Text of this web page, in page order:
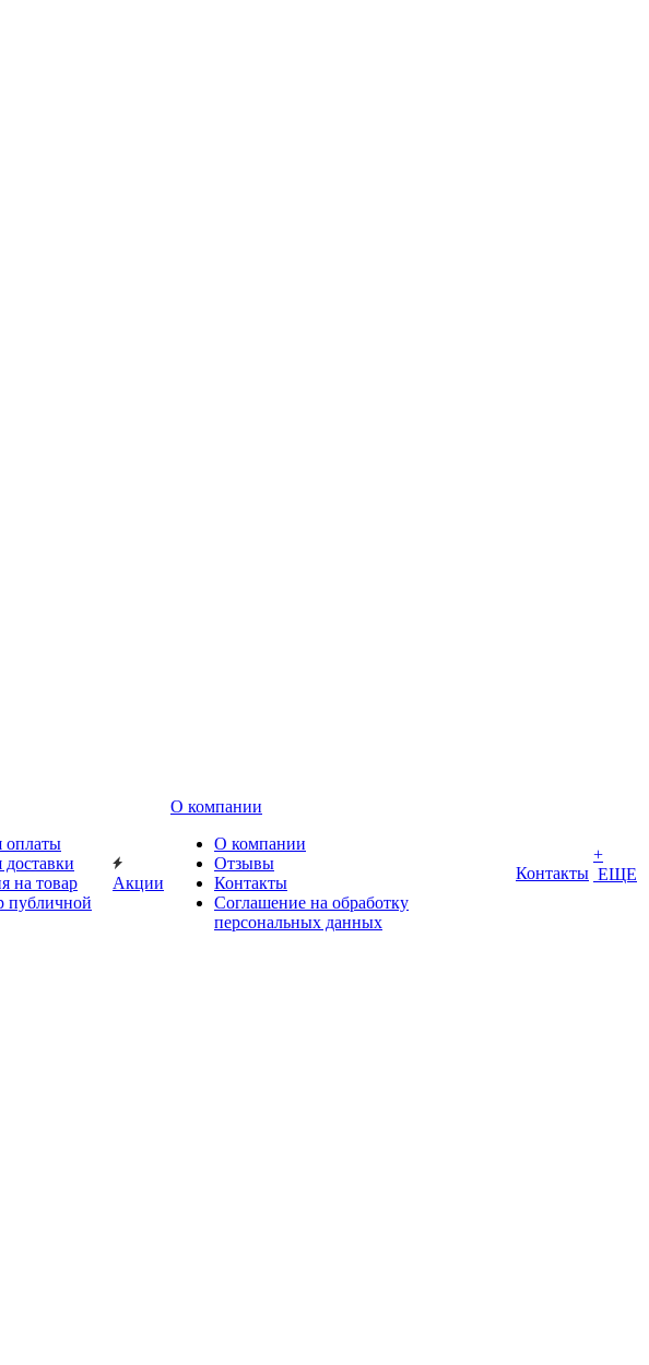
оплаты
доставки
на товар
публичной
Акции
О компании
О компании
Отзывы
Контакты
Соглашение на обработку
персональных данных
Контакты
+
ЕЩЕ